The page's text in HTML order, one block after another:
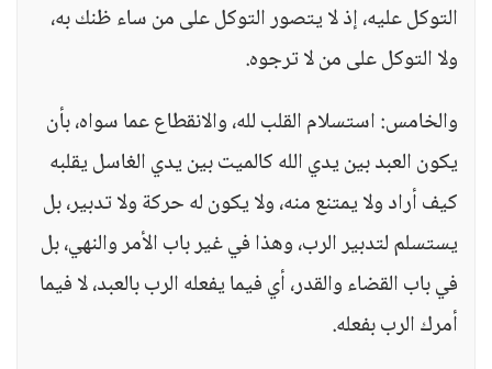
التوكل عليه، إذ لا يتصور التوكل على من ساء ظنك به،
ولا التوكل على من لا ترجوه.
والخامس: استسلام القلب لله، والانقطاع عما سواه، بأن
يكون العبد بين يدي الله كالميت بين يدي الغاسل يقلبه
كيف أراد ولا يمتنع منه، ولا يكون له حركة ولا تدبير، بل
يستسلم لتدبير الرب، وهذا في غير باب الأمر والنهي، بل
في باب القضاء والقدر، أي فيما يفعله الرب بالعبد، لا فيما
أمرك الرب بفعله.